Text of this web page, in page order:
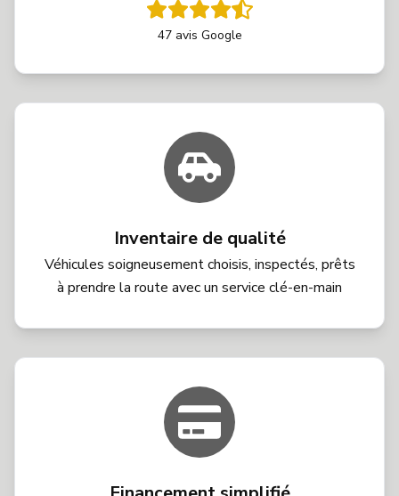
47 avis Google
Inventaire de qualité
Véhicules soigneusement choisis, inspectés, prêts
à prendre la route avec un service clé-en-main